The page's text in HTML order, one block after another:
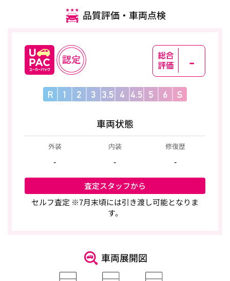
品質評価・車両点検
-
車両状態
外装
-
内装
-
修復歴
-
査定スタッフから
セルフ査定 ※7月末頃には引き渡し可能となりま
す。
車両展開図